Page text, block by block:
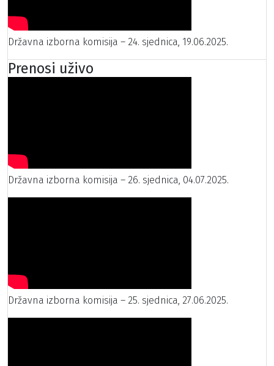
Državna izborna komisija – 24. sjednica, 19.06.2025.
Prenosi uživo
Državna izborna komisija – 26. sjednica, 04.07.2025.
Državna izborna komisija – 25. sjednica, 27.06.2025.